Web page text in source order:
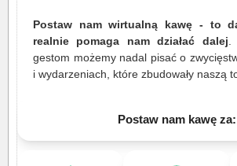
Postaw nam wirtualną kawę - to
realnie pomaga nam działać dalej.
gestom możemy nadal pisać o
i wydarzeniach, które zbudowały naszą
Postaw nam kawę za: